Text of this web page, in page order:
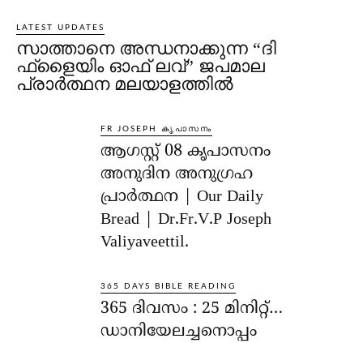
LATEST UPDATES
സാത്താനെ അന്ധനാക്കുന്ന “ദി
ഫ്‌ളൈയിം ഓഫ് ലവ്” ജപമാല
പ്രാർത്ഥന മലയാളത്തിൽ
FR JOSEPH കൃപാസനം
ആഗസ്റ്റ് 08 കൃപാസനം
അനുദിന അനുഗ്രഹ
പ്രാർത്ഥന | Our Daily
Bread | Dr.Fr.V.P Joseph
Valiyaveettil.
365 DAYS BIBLE READING
365 ദിവസം : 25 മിനിറ്റ്…
ഡാനിയേലച്ചനൊപ്പം